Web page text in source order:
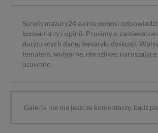
Serwis mazury24.eu nie ponosi
komentarzy i opinii. Prosimy o
dotyczących danej tematyki dyskusji.
tematem, wulgarne, obraźliwe,
usuwane.
Galeria nie ma jeszcze komentarzy, bądź